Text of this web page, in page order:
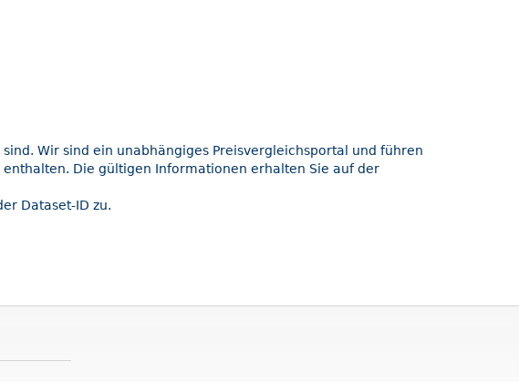
Wir sind ein unabhängiges Preisvergleichsportal und führen
Die gültigen Informationen erhalten Sie auf der
Dataset-ID zu.